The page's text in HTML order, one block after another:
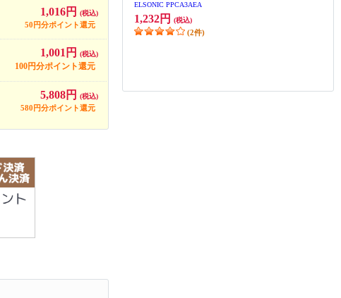
ELSONIC PPCA3AEA
1,232円 (税込)
(2件)
1,016円 (税込)
50円分ポイント還元
1,001円 (税込)
100円分ポイント還元
5,808円 (税込)
580円分ポイント還元